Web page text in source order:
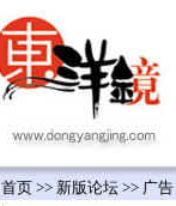
首页 >> 新版论坛 >> 广告